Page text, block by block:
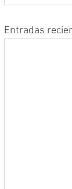
Entradas